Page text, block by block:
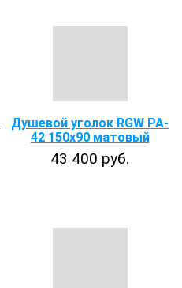
Душевой уголок RGW PA-
42 150x90 матовый
43 400 руб.